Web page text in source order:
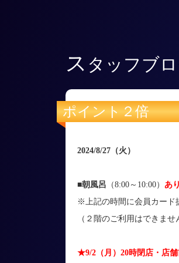
ス タッフブ
ポイント２倍
2024/8/27 （火 ）
■朝風呂 （8:00～10:00） あり
※上記の時間に会員カード
（２階のご利用はできませ
★9/2（月）20時閉店・店